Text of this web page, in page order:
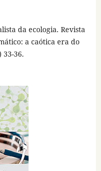
da ecologia. Revista
a caótica era do
33-36.